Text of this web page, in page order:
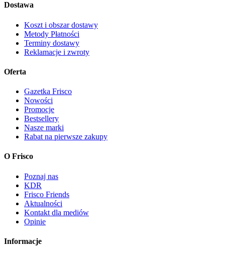
Dostawa
Koszt i obszar dostawy
Metody Płatności
Terminy dostawy
Reklamacje i zwroty
Oferta
Gazetka Frisco
Nowości
Promocje
Bestsellery
Nasze marki
Rabat na pierwsze zakupy
O Frisco
Poznaj nas
KDR
Frisco Friends
Aktualności
Kontakt dla mediów
Opinie
Informacje